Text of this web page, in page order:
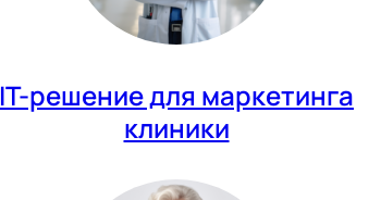
IT-решение для маркетинга
клиники